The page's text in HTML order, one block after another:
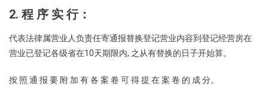
2. 程 序 实 行：
代表法律属营业人负责任寄通报替换登记营业内容到登记经营房在
营业已登记各级省在10天期限内, 之从有替换的日子开始算。
按 照 通 报 要 附 加 有 各 案 卷 可 得 提 在 案 卷 的 成 分。